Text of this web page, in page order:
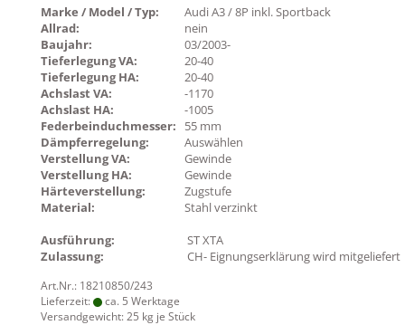
Marke / Model / Typ:
Audi A3 / 8P inkl. Sportback
Allrad:
nein
Baujahr:
03/2003-
Tieferlegung VA:
20-40
Tieferlegung HA:
20-40
Achslast VA:
-1170
Achslast HA:
-1005
Federbeinduchmesser:
55 mm
Dämpferregelung:
Auswählen
Verstellung VA:
Gewinde
Verstellung HA:
Gewinde
Härteverstellung:
Zugstufe
Material:
Stahl verzinkt
Ausführung:
ST XTA
Zulassung:
CH- Eignungserklärung wird mitgeliefert
Art.Nr.: 18210850/243
Lieferzeit:
ca. 5 Werktage
Versandgewicht:25 kg je Stück